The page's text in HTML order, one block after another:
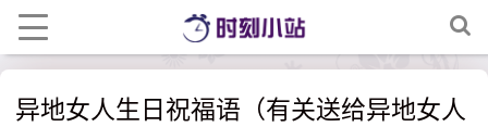
异地女人生日祝福语（有关送给异地女人